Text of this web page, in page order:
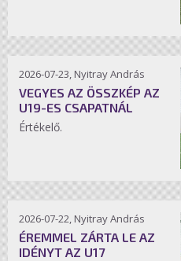
2026-07-23, Nyitray András
VEGYES AZ ÖSSZKÉP AZ
U19-ES CSAPATNÁL
Értékelő.
2026-07-22, Nyitray András
ÉREMMEL ZÁRTA LE AZ
IDÉNYT AZ U17